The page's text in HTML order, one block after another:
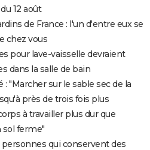
casting, bande-
avis...
Cruise a-t-il vraiment piloté
du film ?
bien connus dans la
signifient les scènes post-
explique
12 août
de France : l'un d'entre eux se
chez vous
pour lave-vaisselle devraient
dans la salle de bain
: "Marcher sur le sable sec de la
près de trois fois plus
à travailler plus dur que
sol ferme"
qui conservent des